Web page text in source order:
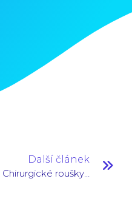
Další článek
Chirurgické roušky z potravinové banky Pardubického kraje